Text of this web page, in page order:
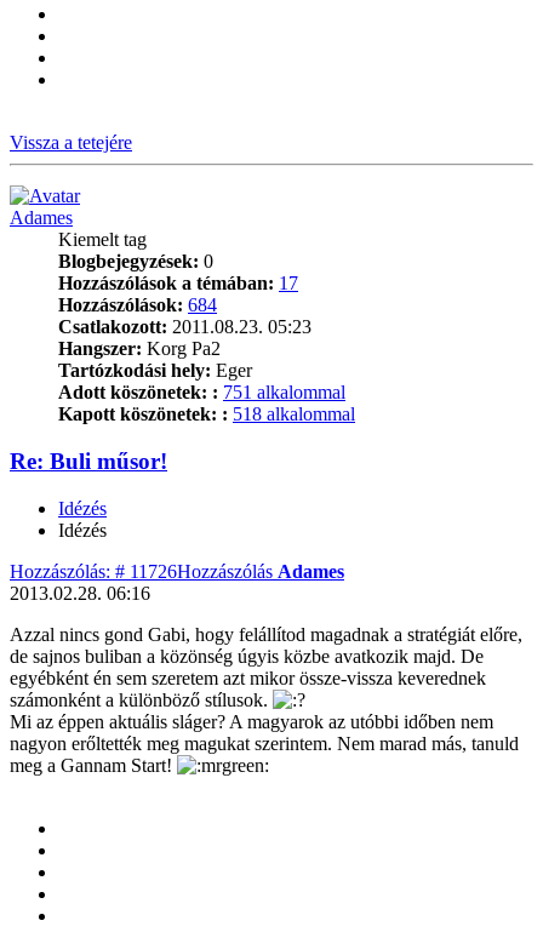
Vissza a tetejére
Adames
Kiemelt tag
Blogbejegyzések: 0
Hozzászólások a témában: 17
Hozzászólások: 684
Csatlakozott: 2011.08.23. 05:23
Hangszer: Korg Pa2
Tartózkodási hely: Eger
Adott köszönetek: : 751 alkalommal
Kapott köszönetek: : 518 alkalommal
Re: Buli műsor!
Idézés
Idézés
Hozzászólás: # 11726Hozzászólás Adames
2013.02.28. 06:16
Azzal nincs gond Gabi, hogy felállítod magadnak a stratégiát előre,
de sajnos buliban a közönség úgyis közbe avatkozik majd. De
egyébként én sem szeretem azt mikor össze-vissza keverednek
számonként a különböző stílusok.
Mi az éppen aktuális sláger? A magyarok az utóbbi időben nem
nagyon erőltették meg magukat szerintem. Nem marad más, tanuld
meg a Gannam Start!